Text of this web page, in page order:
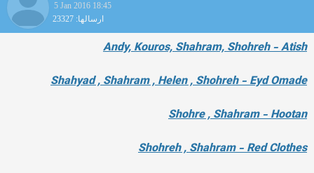
5 Jan 2016 18:45
ارسالها: 23327
Andy, Kouros, Shahram, Shohreh - Atish
Shahyad , Shahram , Helen , Shohreh - Eyd Omade
Shohre , Shahram - Hootan
Shohreh , Shahram - Red Clothes